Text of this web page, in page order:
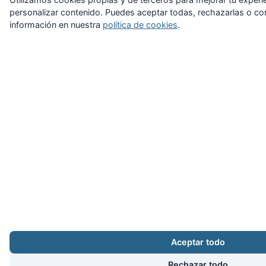
personalizar contenido. Puedes aceptar todas, rechazarlas o
información en nuestra política de cookies.
Aceptar todo